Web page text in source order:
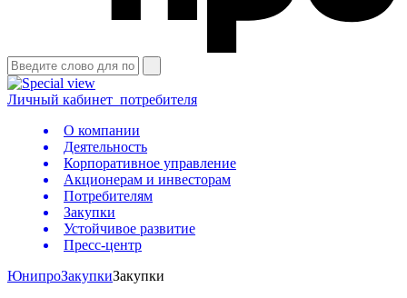
Личный кабинет потребителя
О компании
Деятельность
Корпоративное управление
Акционерам и инвесторам
Потребителям
Закупки
Устойчивое развитие
Пресс-центр
ЮнипроЗакупкиЗакупки